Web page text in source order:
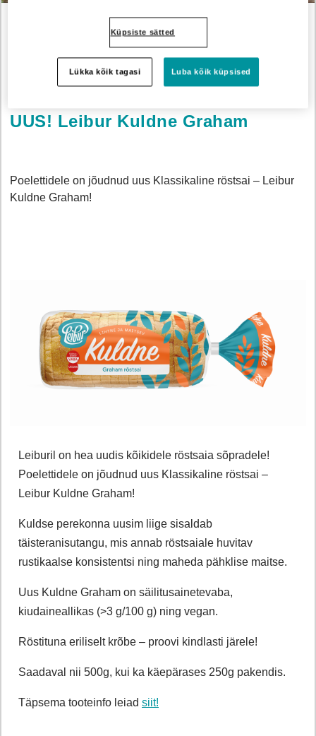
UUS! Leibur Kuldne Graham
UUS! Leibur Kuldne Graham
Poelettidele on jõudnud uus Klassikaline röstsai – Leibur
Kuldne Graham!
Leiburil on hea uudis kõikidele röstsaia sõpradele!
Poelettidele on jõudnud uus Klassikaline röstsai –
Leibur Kuldne Graham!
Kuldse perekonna uusim liige sisaldab
täisteranisutangu, mis annab röstsaiale huvitav
rustikaalse konsistentsi ning maheda pähklise maitse.
Uus Kuldne Graham on säilitusainetevaba,
kiudaineallikas (>3 g/100 g) ning vegan.
Röstituna eriliselt krõbe – proovi kindlasti järele!
Saadaval nii 500g, kui ka käepärases 250g pakendis.
Täpsema tooteinfo leiad siit!
Küpsiste sätted
Lükka kõik tagasi Luba kõik küpsised